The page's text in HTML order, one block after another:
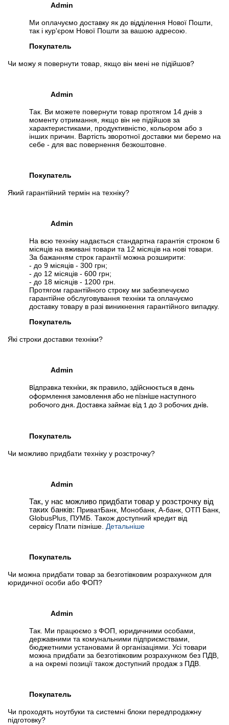
Admin
Ми оплачуємо доставку як до відділення Нової Пошти,
так і кур'єром Нової Пошти за вашою адресою.
Покупатель
Чи можу я повернути товар, якщо він мені не підійшов?
Admin
Так. Ви можете повернути товар протягом 14 днів з
моменту отримання, якщо він не підійшов за
характеристиками, продуктивністю, кольором або з
інших причин. Вартість зворотної доставки ми беремо на
себе - для вас повернення безкоштовне.
Покупатель
Який гарантійний термін на техніку?
Admin
На всю техніку надається стандартна гарантія строком 6
місяців на вживані товари та 12 місяців на нові товари.
За бажанням строк гарантії можна розширити:
- до 9 місяців - 300 грн;
- до 12 місяців - 600 грн;
- до 18 місяців - 1200 грн.
Протягом гарантійного строку ми забезпечуємо
гарантійне обслуговування техніки та оплачуємо
доставку товару в разі виникнення гарантійного випадку.
Покупатель
Які строки доставки техніки?
Admin
Відправка техніки, як правило, здійснюється в день
оформлення замовлення або не пізніше наступного
робочого дня. Доставка займає від 1 до 3 робочих днів.
Покупатель
Чи можливо придбати техніку у розстрочку?
Admin
Так, у нас можливо придбати товар у розстрочку від
таких банків: ПриватБанк, Монобанк, А-банк, ОТП Банк,
GlobusPlus, ПУМБ. Також доступний кредит від
сервісу Плати пізніше. Детальніше
Покупатель
Чи можна придбати товар за безготівковим розрахунком для
юридичної особи або ФОП?
Admin
Так. Ми працюємо з ФОП, юридичними особами,
державними та комунальними підприємствами,
бюджетними установами й організаціями. Усі товари
можна придбати за безготівковим розрахунком без ПДВ,
а на окремі позиції також доступний продаж з ПДВ.
Покупатель
Чи проходять ноутбуки та системні блоки передпродажну
підготовку?